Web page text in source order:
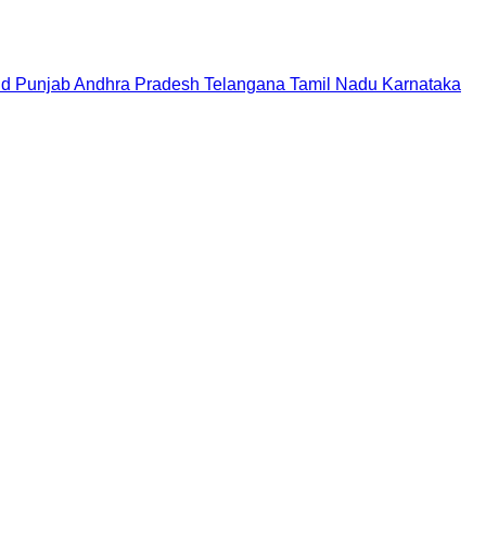
PunjabAndhra Pradesh Telangana Tamil Nadu Karnataka